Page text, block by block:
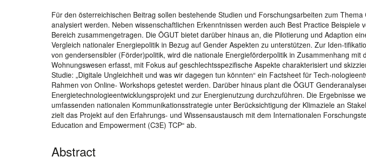
Für den österreichischen Beitrag sollen bestehende Studien und Forschungsarbeiten zum
analysiert werden. Neben wissenschaftlichen Erkenntnissen werden auch Best Practice Beispiele
Bereich zusammengetragen. Die ÖGUT bietet darüber hinaus an, die Pilotierung und Adaption
Vergleich nationaler Energiepolitik in Bezug auf Gender Aspekten zu unterstützen. Zur Iden-
von gendersensibler (Förder)politik, wird die nationale Energieförderpolitik in Zusammenhang mit
Wohnungswesen erfasst, mit Fokus auf geschlechtsspezifische Aspekte charakterisiert und
Studie: „Digitale Ungleichheit und was wir dagegen tun könnten“ ein Factsheet für Tech-
Rahmen von Online- Workshops getestet werden. Darüber hinaus plant die ÖGUT
Energietechnologieentwicklungsprojekt und zur Energienutzung durchzuführen. Die Ergebnisse
umfassenden nationalen Kommunikationsstrategie unter Berücksichtigung der Klimaziele an
zielt das Projekt auf den Erfahrungs- und Wissensaustausch mit dem Internationalen
Education and Empowerment (C3E) TCP“ ab.
Abstract